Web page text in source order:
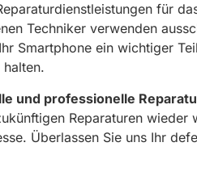
für
Techniker verwenden
Smartphone ein wichtiger
und professionelle
Reparaturen wieder
Überlassen Sie uns Ihr